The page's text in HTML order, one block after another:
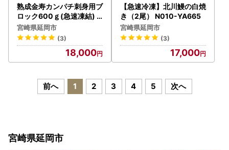
熟成金寿カンパチ刺身用ブ
ロック600ｇ(急速凍結) N
015-YA856
宮崎県延岡市
(3)
18,000
【急速冷凍】北川鰻の白焼
き（2尾） N010-YA665
宮崎県延岡市
(3)
17,000
前へ 1 2 3 4 5 次へ
宮崎県延岡市